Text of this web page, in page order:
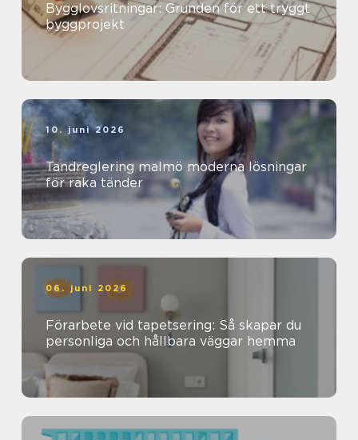
Bygglovsritningar: Grunden för ett tryggt
byggprojekt
10. juni 2026
Tandreglering malmö moderna lösningar
för raka tänder
06. juni 2026
Förarbete vid tapetsering: Så skapar du
personliga och hållbara väggar hemma